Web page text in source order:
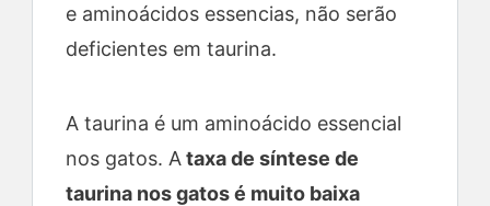
e aminoácidos essencias, não serão
deficientes em taurina.
A taurina é um aminoácido essencial
nos gatos. Ataxa de síntese de
taurina nos gatos é muito baixa